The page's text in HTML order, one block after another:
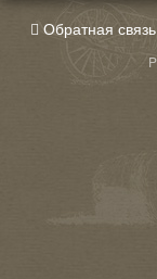
Обратная связь